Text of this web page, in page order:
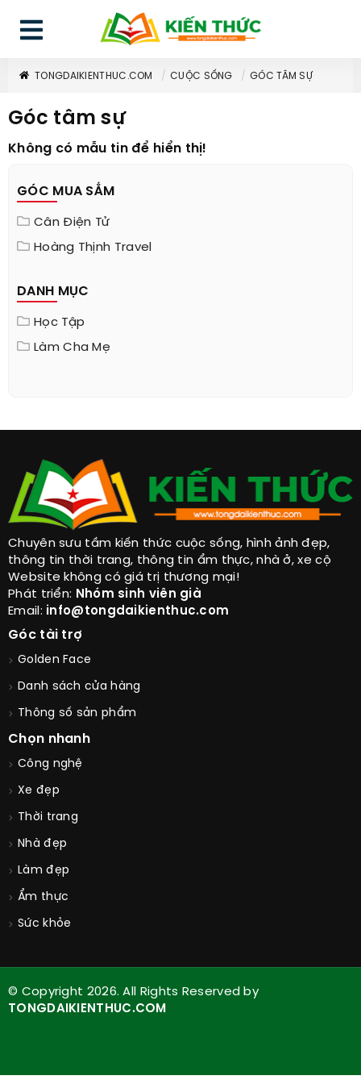
TONGDAIKIENTHUC.COM CUỘC SỐNG GÓC TÂM SỰ
Góc tâm sự
Không có mẫu tin để hiển thị!
GÓC MUA SẮM
Cân Điện Tử
Hoàng Thịnh Travel
DANH MỤC
Học Tập
Làm Cha Mẹ
Chuyên sưu tầm kiến thức cuộc sống, hình ảnh đẹp,
thông tin thời trang, thông tin ẩm thực, nhà ở, xe cộ
Website không có giá trị thương mại!
Phát triển: Nhóm sinh viên già
Email: info@tongdaikienthuc.com
Góc tài trợ
Golden Face
Danh sách cửa hàng
Thông số sản phẩm
Chọn nhanh
Công nghệ
Xe đẹp
Thời trang
Nhà đẹp
Làm đẹp
Ẩm thực
Sức khỏe
© Copyright 2026. All Rights Reserved by
TONGDAIKIENTHUC.COM